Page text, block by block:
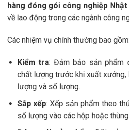
hàng đóng gói công nghiệp Nhật
về lao động trong các ngành công
Các nhiệm vụ chính thường bao gồm:
Kiểm tra: Đảm bảo sản phẩm
chất lượng trước khi xuất xưởng,
lượng và số lượng.
Sắp xếp: Xếp sản phẩm theo
số lượng vào các hộp hoặc thùng.